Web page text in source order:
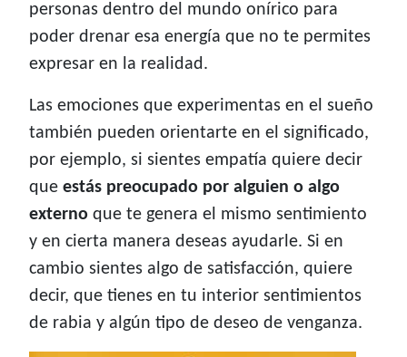
personas dentro del mundo onírico para
poder drenar esa energía que no te permites
expresar en la realidad.
Las emociones que experimentas en el sueño
también pueden orientarte en el significado,
por ejemplo, si sientes empatía quiere decir
que estás preocupado por alguien o algo
externo que te genera el mismo sentimiento
y en cierta manera deseas ayudarle. Si en
cambio sientes algo de satisfacción, quiere
decir, que tienes en tu interior sentimientos
de rabia y algún tipo de deseo de venganza.